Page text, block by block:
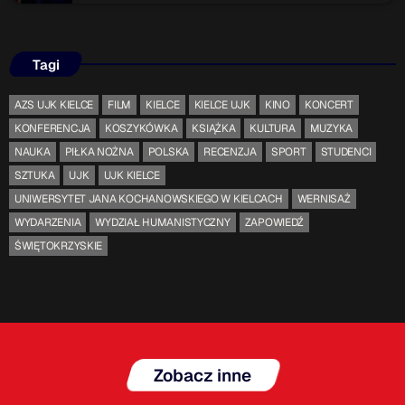
Tagi
AZS UJK KIELCE FILM KIELCE KIELCE UJK KINO
KONCERT
KONFERENCJA
KOSZYKÓWKA KSIĄŻKA KULTURA
MUZYKA
NAUKA
PIŁKA NOŻNA POLSKA RECENZJA SPORT
STUDENCI
SZTUKA
UJK
UJK KIELCE
UNIWERSYTET JANA KOCHANOWSKIEGO W KIELCACH
WERNISAŻ
WYDARZENIA
WYDZIAŁ HUMANISTYCZNY
ZAPOWIEDŹ
ŚWIĘTOKRZYSKIE
Zobacz inne